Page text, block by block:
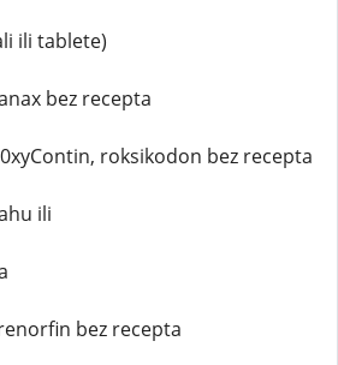
ili tablete)
bez recepta
roksikodon bez recepta
ili
bez recepta